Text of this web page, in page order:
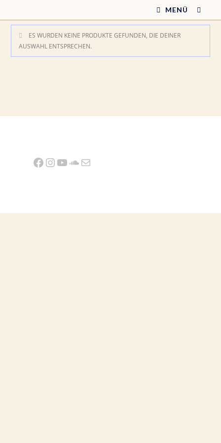
Inhalt
MENÜ
ES WURDEN KEINE PRODUKTE GEFUNDEN, DIE DEINER
AUSWAHL ENTSPRECHEN.
Facebook
Instagram
YouTube
SoundCloud
E-Mail